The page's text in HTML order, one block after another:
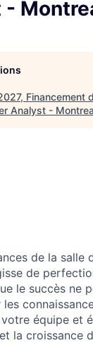
Analyst -
de la salle
de
le succès ne
équipe et
la croissance